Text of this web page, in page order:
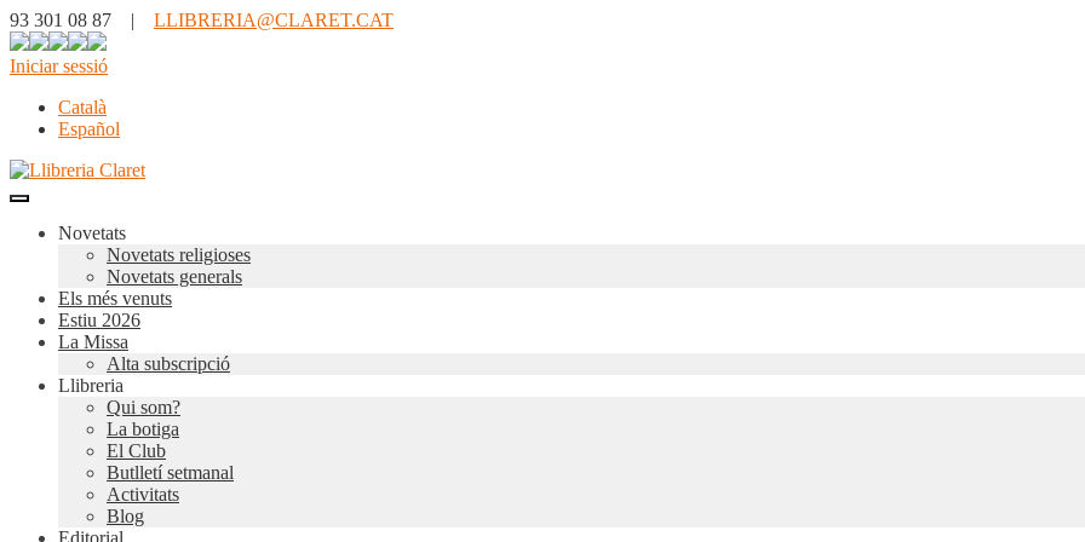
93 301 08 87 | LLIBRERIA@CLARET.CAT
Iniciar sessió
Català
Español
Novetats
Novetats religioses
Novetats generals
Els més venuts
Estiu 2026
La Missa
Alta subscripció
Llibreria
Qui som?
La botiga
El Club
Butlletí setmanal
Activitats
Blog
Editorial